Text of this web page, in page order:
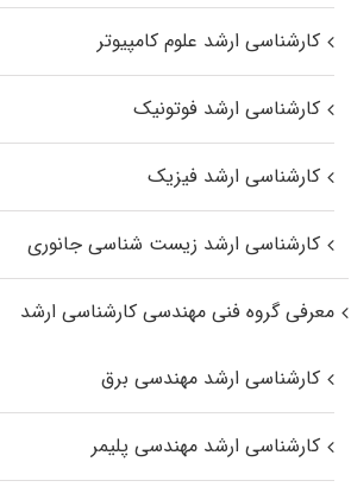
کارشناسی ارشد علوم کامپیوتر
کارشناسی ارشد فوتونیک
کارشناسی ارشد فیزیک
کارشناسی ارشد زیست‌ شناسی جانوری
معرفی گروه فنی مهندسی کارشناسی ارشد
کارشناسی ارشد مهندسی برق
کارشناسی ارشد مهندسی پلیمر